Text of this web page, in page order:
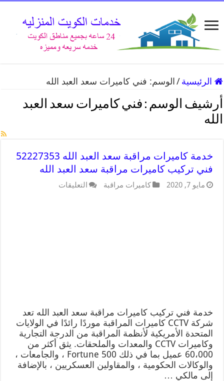
الرئيسية / الوسم: فني كاميرات سعد العبد الله
أرشيف الوسم : فني كاميرات سعد العبد
الله
خدمة كاميرات مراقبة سعد العبد الله 52227353
فني تركيب كاميرات مراقبة سعد العبد الله
مايو 7, 2020 كاميرات مراقبة التعليقات
خدمة فني تركيب كاميرات مراقبة سعد العبد الله تعد
شركة CCTV كاميرات المراقبة موردًا رائدًا في الولايات
المتحدة الأمريكية لأنظمة المراقبة من الدرجة التجارية
وكاميرات CCTV والمعدات والملحقات. يثق أكثر من
60،000 عميل بما في ذلك Fortune 500 ، والجامعات ،
والوكالات الحكومية ، والمقاولين العسكريين ، بالإضافة
إلى مالكي …